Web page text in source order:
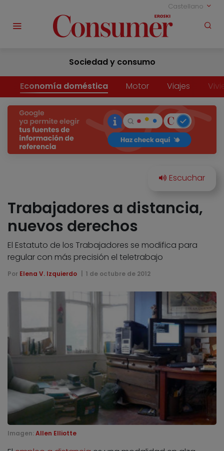
Castellano
Sociedad y consumo
Economía doméstica Motor Viajes
Trabajadores a distancia,
nuevos derechos
El Estatuto de los Trabajadores se modifica para
regular con más precisión el teletrabajo
Por Elena V. Izquierdo 1 de octubre de 2012
Imagen: Allen Elliotte